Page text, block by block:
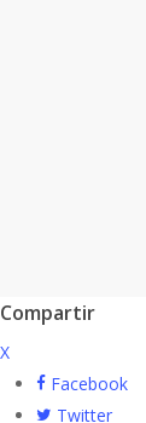
Compartir
X
Facebook
Twitter